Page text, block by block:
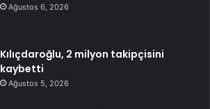
Ağustos 6, 2026
Kılıçdaroğlu, 2 milyon takipçisini
kaybetti
Ağustos 5, 2026